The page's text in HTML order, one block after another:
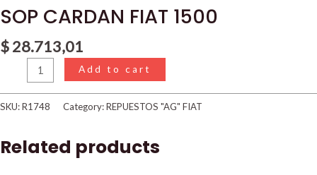
SOP CARDAN FIAT 1500
$28.713,01
Add to cart
SKU:R1748 Category:REPUESTOS "AG" FIAT
Related products